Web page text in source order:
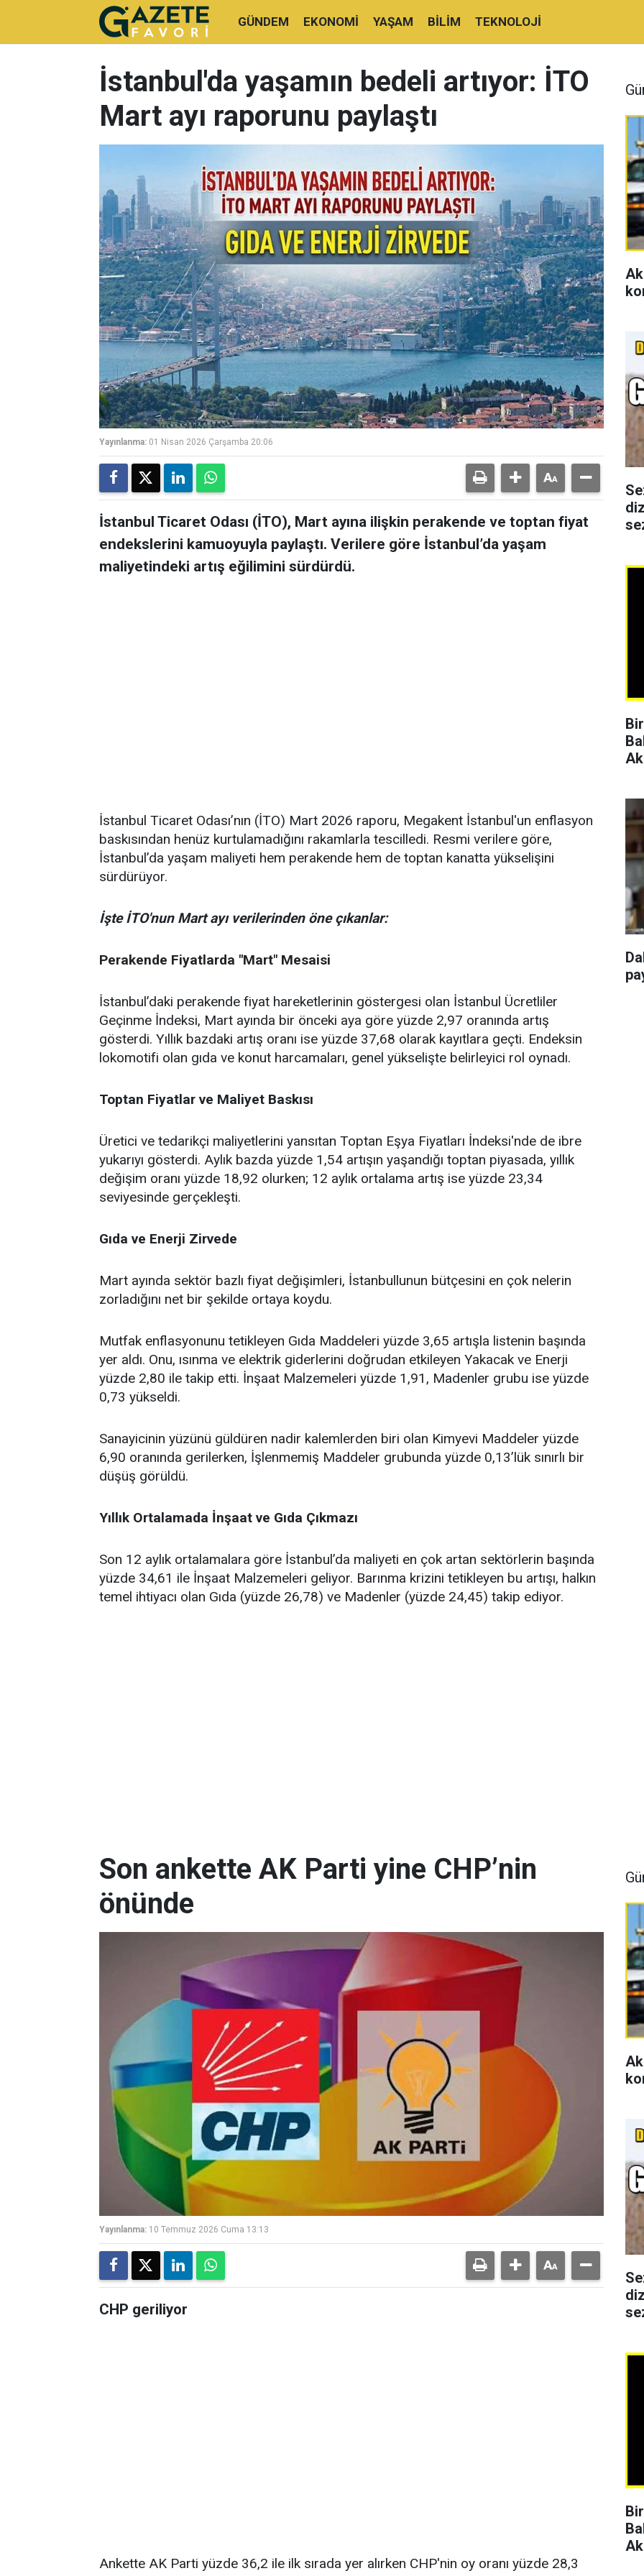
GÜNDEM EKONOMI YAŞAM BILIM TEKNOLOJI
İstanbul'da yaşamın bedeli artıyor: İTO
Mart ayı raporunu paylaştı
Yayınlanma: 01 Nisan 2026 Çarşamba 20:06
İstanbul Ticaret Odası (İTO), Mart ayına ilişkin perakende ve toptan fiyat
endekslerini kamuoyuyla paylaştı. Verilere göre İstanbul’da yaşam
maliyetindeki artış eğilimini sürdürdü.
İstanbul Ticaret Odası’nın (İTO) Mart 2026 raporu, Megakent İstanbul'un enflasyon
baskısından henüz kurtulamadığını rakamlarla tescilledi. Resmi verilere göre,
İstanbul’da yaşam maliyeti hem perakende hem de toptan kanatta yükselişini
sürdürüyor.
İşte İTO'nun Mart ayı verilerinden öne çıkanlar:
Perakende Fiyatlarda "Mart" Mesaisi
İstanbul’daki perakende fiyat hareketlerinin göstergesi olan İstanbul Ücretliler
Geçinme İndeksi, Mart ayında bir önceki aya göre yüzde 2,97 oranında artış
gösterdi. Yıllık bazdaki artış oranı ise yüzde 37,68 olarak kayıtlara geçti. Endeksin
lokomotifi olan gıda ve konut harcamaları, genel yükselişte belirleyici rol oynadı.
Toptan Fiyatlar ve Maliyet Baskısı
Üretici ve tedarikçi maliyetlerini yansıtan Toptan Eşya Fiyatları İndeksi'nde de ibre
yukarıyı gösterdi. Aylık bazda yüzde 1,54 artışın yaşandığı toptan piyasada, yıllık
değişim oranı yüzde 18,92 olurken; 12 aylık ortalama artış ise yüzde 23,34
seviyesinde gerçekleşti.
Gıda ve Enerji Zirvede
Mart ayında sektör bazlı fiyat değişimleri, İstanbullunun bütçesini en çok nelerin
zorladığını net bir şekilde ortaya koydu.
Mutfak enflasyonunu tetikleyen Gıda Maddeleri yüzde 3,65 artışla listenin başında
yer aldı. Onu, ısınma ve elektrik giderlerini doğrudan etkileyen Yakacak ve Enerji
yüzde 2,80 ile takip etti. İnşaat Malzemeleri yüzde 1,91, Madenler grubu ise yüzde
0,73 yükseldi.
Sanayicinin yüzünü güldüren nadir kalemlerden biri olan Kimyevi Maddeler yüzde
6,90 oranında gerilerken, İşlenmemiş Maddeler grubunda yüzde 0,13’lük sınırlı bir
düşüş görüldü.
Yıllık Ortalamada İnşaat ve Gıda Çıkmazı
Son 12 aylık ortalamalara göre İstanbul’da maliyeti en çok artan sektörlerin başında
yüzde 34,61 ile İnşaat Malzemeleri geliyor. Barınma krizini tetikleyen bu artışı, halkın
temel ihtiyacı olan Gıda (yüzde 26,78) ve Madenler (yüzde 24,45) takip ediyor.
Son ankette AK Parti yine CHP’nin
önünde
Yayınlanma: 10 Temmuz 2026 Cuma 13:13
CHP geriliyor
Ankette AK Parti yüzde 36,2 ile ilk sırada yer alırken CHP'nin oy oranı yüzde 28,3